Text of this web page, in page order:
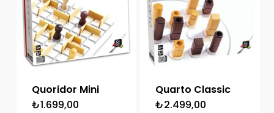
Quoridor Mini
₺1.699,00
Quarto Classic
₺2.499,00